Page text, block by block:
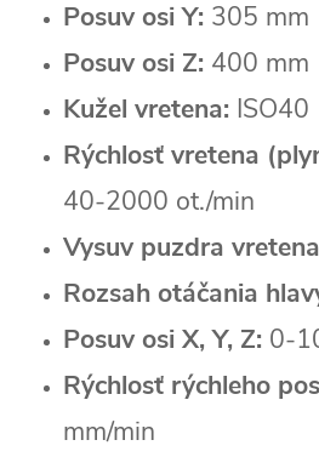
Posuv osi Y: 305 mm
Posuv osi Z: 400 mm
Kužel vretena: ISO40
Rýchlosť vretena
40-2000 ot./min
Vysuv puzdra
Rozsah otáčania
Posuv osi X, Y, Z: 0-
Rýchlosť rýchleho
mm/min